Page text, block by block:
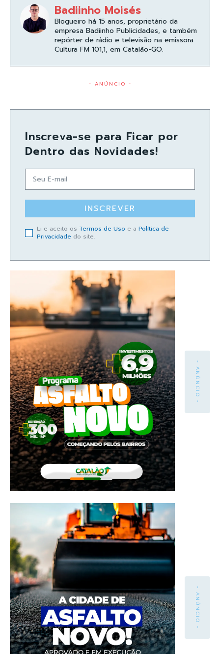
Badiinho Moisés
Blogueiro há 15 anos, proprietário da
empresa Badiinho Publicidades, e também
repórter de rádio e televisão na emissora
Cultura FM 101,1, em Catalão-GO.
- ANÚNCIO -
Inscreva-se para Ficar por
Dentro das Novidades!
INSCREVER
Li e aceito os Termos de Uso e a Política de
Privacidade do site.
- ANÚNCIO -
- ANÚNCIO -